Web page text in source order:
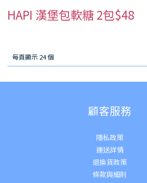
HAPI 漢堡包軟糖 2包$48
每頁顯示 24 個
顧客服務
隱私政策
運送詳情
退換貨政策
條款與細則